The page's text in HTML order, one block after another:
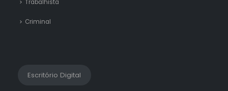
Trabalhista
Criminal
Escritório Digital